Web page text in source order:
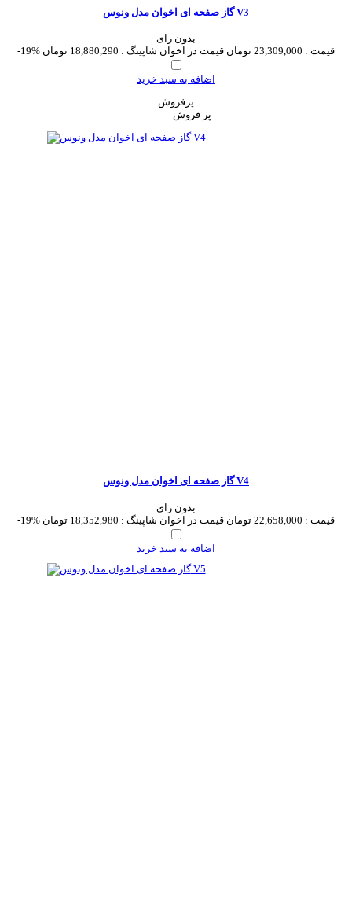
گاز صفحه ای اخوان مدل ونوس V3
بدون رای
-19%
قیمت : 23,309,000 تومان قیمت در اخوان شاپینگ : 18,880,290 تومان
اضافه به سبد خرید
پرفروش
گاز صفحه ای اخوان مدل ونوس V4
بدون رای
-19%
قیمت : 22,658,000 تومان قیمت در اخوان شاپینگ : 18,352,980 تومان
اضافه به سبد خرید